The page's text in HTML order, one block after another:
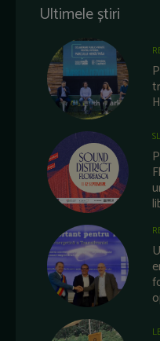
Ultimele știri